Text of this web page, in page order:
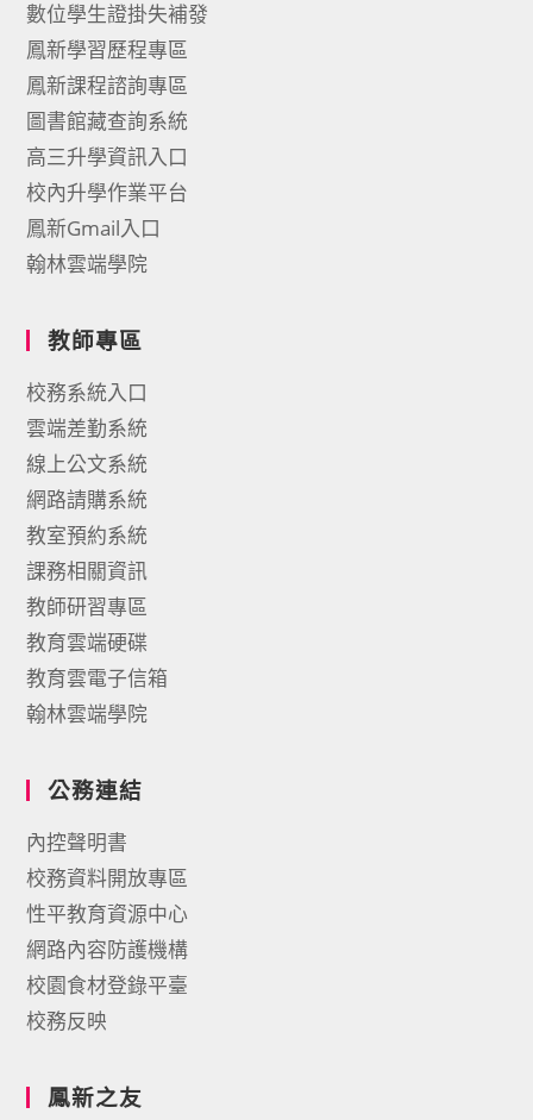
數位學生證掛失補發
鳳新學習歷程專區
鳳新課程諮詢專區
圖書館藏查詢系統
高三升學資訊入口
校內升學作業平台
鳳新Gmail入口
翰林雲端學院
教師專區
校務系統入口
雲端差勤系統
線上公文系統
網路請購系統
教室預約系統
課務相關資訊
教師研習專區
教育雲端硬碟
教育雲電子信箱
翰林雲端學院
公務連結
內控聲明書
校務資料開放專區
性平教育資源中心
網路內容防護機構
校園食材登錄平臺
校務反映
鳳新之友